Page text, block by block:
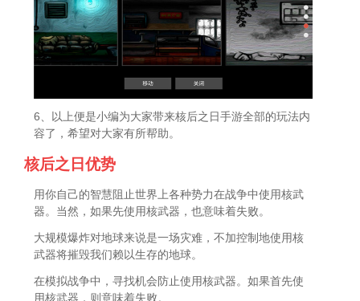
6、以上便是小编为大家带来核后之日手游全部的玩法内
容了，希望对大家有所帮助。
核后之日优势
用你自己的智慧阻止世界上各种势力在战争中使用核武
器。当然，如果先使用核武器，也意味着失败。
大规模爆炸对地球来说是一场灾难，不加控制地使用核
武器将摧毁我们赖以生存的地球。
在模拟战争中，寻找机会防止使用核武器。如果首先使
用核武器，则意味着失败。